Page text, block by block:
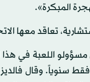
المبكرة».
معها الاتحاد أخيراً، أن
اللعبة في
مليون دولار فقط سنوياً.